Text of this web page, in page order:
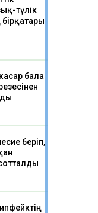
түлік
бала
беріп,